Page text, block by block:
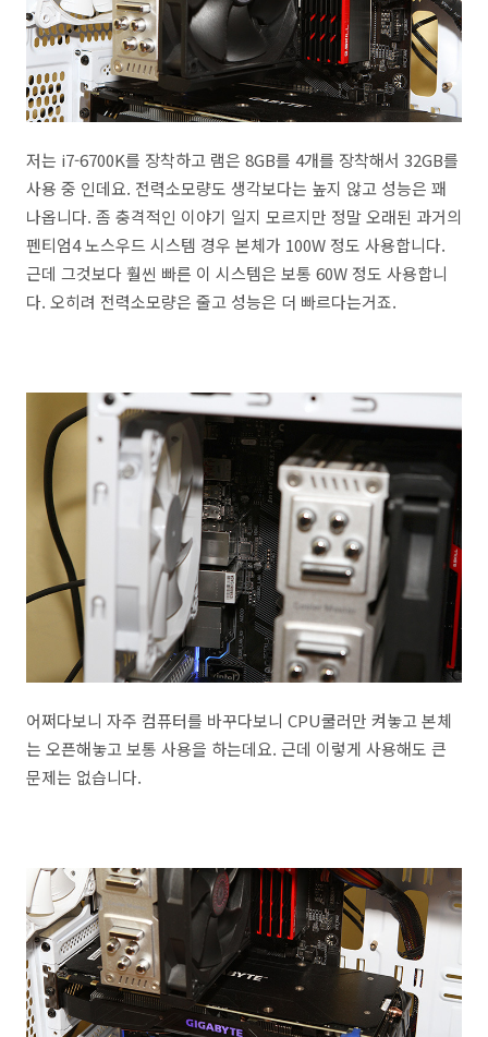
저는 i7-6700K를 장착하고 램은 8GB를 4개를 장착해서 32GB를
사용 중 인데요. 전력소모량도 생각보다는 높지 않고 성능은 꽤
나옵니다. 좀 충격적인 이야기 일지 모르지만 정말 오래된 과거의
펜티엄4 노스우드 시스템 경우 본체가 100W 정도 사용합니다.
근데 그것보다 훨씬 빠른 이 시스템은 보통 60W 정도 사용합니
다. 오히려 전력소모량은 줄고 성능은 더 빠르다는거죠.
어쩌다보니 자주 컴퓨터를 바꾸다보니 CPU쿨러만 켜놓고 본체
는 오픈해놓고 보통 사용을 하는데요. 근데 이렇게 사용해도 큰
문제는 없습니다.